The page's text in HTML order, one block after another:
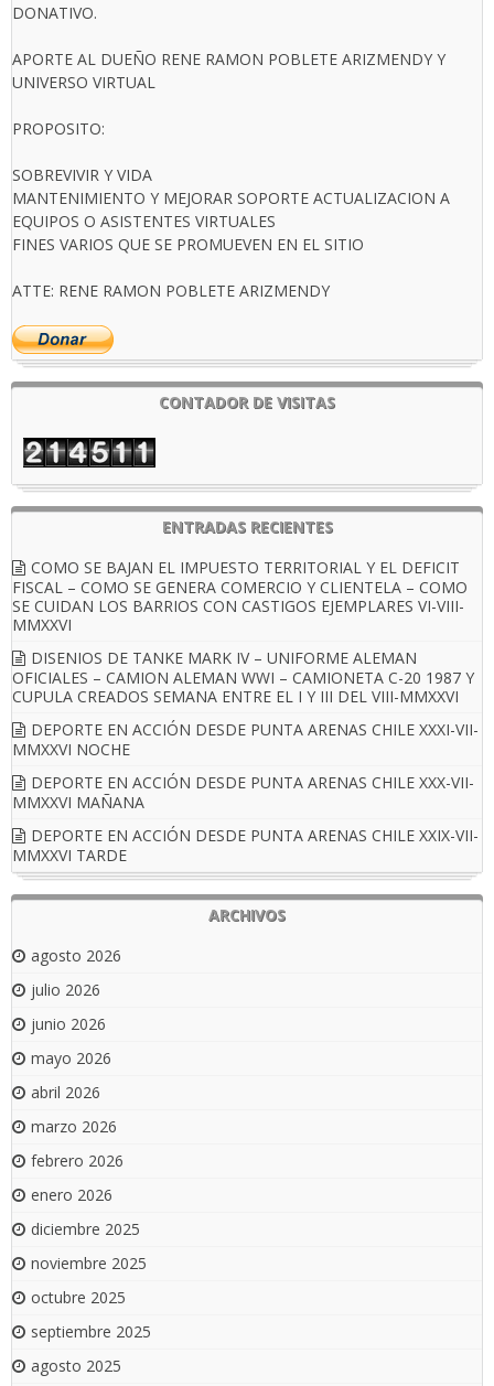
DONATIVO.
APORTE AL DUEÑO RENE RAMON POBLETE ARIZMENDY Y
UNIVERSO VIRTUAL
PROPOSITO:
SOBREVIVIR Y VIDA
MANTENIMIENTO Y MEJORAR SOPORTE ACTUALIZACION A
EQUIPOS O ASISTENTES VIRTUALES
FINES VARIOS QUE SE PROMUEVEN EN EL SITIO
ATTE: RENE RAMON POBLETE ARIZMENDY
CONTADOR DE VISITAS
ENTRADAS RECIENTES
COMO SE BAJAN EL IMPUESTO TERRITORIAL Y EL DEFICIT
FISCAL – COMO SE GENERA COMERCIO Y CLIENTELA – COMO
SE CUIDAN LOS BARRIOS CON CASTIGOS EJEMPLARES VI-VIII-
MMXXVI
DISENIOS DE TANKE MARK IV – UNIFORME ALEMAN
OFICIALES – CAMION ALEMAN WWI – CAMIONETA C-20 1987 Y
CUPULA CREADOS SEMANA ENTRE EL I Y III DEL VIII-MMXXVI
DEPORTE EN ACCIÓN DESDE PUNTA ARENAS CHILE XXXI-VII-
MMXXVI NOCHE
DEPORTE EN ACCIÓN DESDE PUNTA ARENAS CHILE XXX-VII-
MMXXVI MAÑANA
DEPORTE EN ACCIÓN DESDE PUNTA ARENAS CHILE XXIX-VII-
MMXXVI TARDE
ARCHIVOS
agosto 2026
julio 2026
junio 2026
mayo 2026
abril 2026
marzo 2026
febrero 2026
enero 2026
diciembre 2025
noviembre 2025
octubre 2025
septiembre 2025
agosto 2025